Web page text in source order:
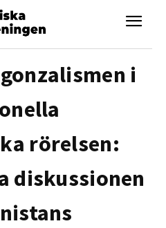
i
rörelsen:
diskussionen